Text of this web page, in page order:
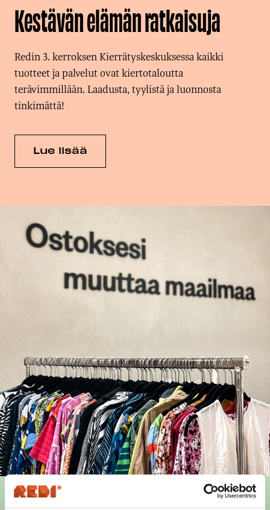
Kestävän elämän ratkaisuja
Redin 3. kerroksen Kierrätyskeskuksessa kaikki
tuotteet ja palvelut ovat kiertotaloutta
terävimmillään. Laadusta, tyylistä ja luonnosta
tinkimättä!
Lue lisää